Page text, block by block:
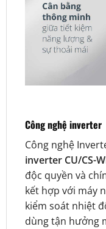
Công nghệ inverter
Công nghệ
inverter CU/CS-
độc quyền và
kết hợp với máy
kiểm soát nhiệt
dùng tận hưởng